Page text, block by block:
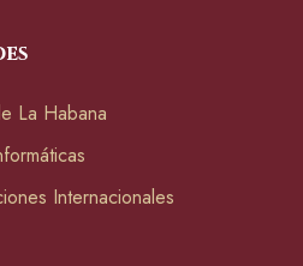
La Habana
Internacionales